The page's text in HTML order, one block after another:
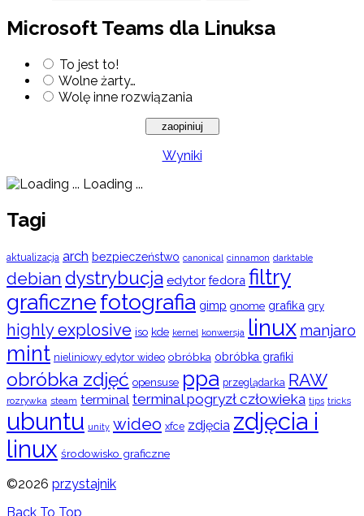
Microsoft Teams dla Linuksa
To jest to!
Wolne żarty…
Wolę inne rozwiązania
Wyniki
Loading ...
Tagi
aktualizacja arch bezpieczeństwo canonical cinnamon darktable
debian dystrybucja edytor fedora filtry
graficznefotografia gimp gnome grafika gry
highly explosive iso kde kernel konwersja linux manjaro
mint nieliniowy edytor wideo obróbka obróbka grafiki
obróbka zdjęć opensuse ppa przeglądarka RAW
rozrywka steam terminal terminal pogryzł człowieka tips tricks
ubuntu unity wideo xfce zdjęcia zdjęcia i
linux środowisko graficzne
©2026 przystajnik
Back To Top